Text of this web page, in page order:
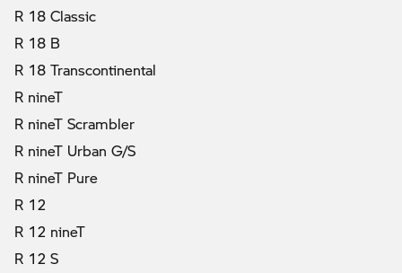
R 18 Classic
R 18 B
R 18 Transcontinental
R nineT
R nineT Scrambler
R nineT Urban G/S
R nineT Pure
R 12
R 12 nineT
R 12 S